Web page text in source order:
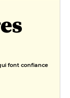
font confiance